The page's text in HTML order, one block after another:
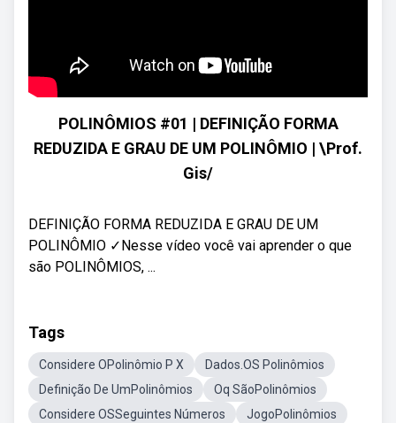
POLINÔMIOS #01 | DEFINIÇÃO FORMA
REDUZIDA E GRAU DE UM POLINÔMIO | \Prof.
Gis/
DEFINIÇÃO FORMA REDUZIDA E GRAU DE UM
POLINÔMIO ✓Nesse vídeo você vai aprender o que
são POLINÔMIOS, ...
Tags
Considere OPolinômio P X
Dados.OS Polinômios
Definição De UmPolinômios
Oq SãoPolinômios
Considere OSSeguintes Números
JogoPolinômios